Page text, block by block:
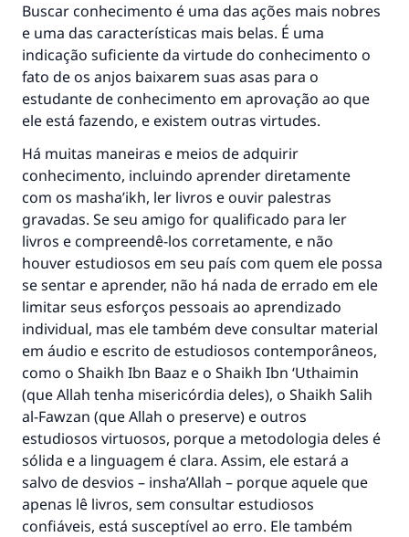
Buscar conhecimento é uma das ações mais nobres
e uma das características mais belas. É uma
indicação suficiente da virtude do conhecimento o
fato de os anjos baixarem suas asas para o
estudante de conhecimento em aprovação ao que
ele está fazendo, e existem outras virtudes.
Há muitas maneiras e meios de adquirir
conhecimento, incluindo aprender diretamente
com os masha’ikh, ler livros e ouvir palestras
gravadas. Se seu amigo for qualificado para ler
livros e compreendê-los corretamente, e não
houver estudiosos em seu país com quem ele possa
se sentar e aprender, não há nada de errado em ele
limitar seus esforços pessoais ao aprendizado
individual, mas ele também deve consultar material
em áudio e escrito de estudiosos contemporâneos,
como o Shaikh Ibn Baaz e o Shaikh Ibn ‘Uthaimin
(que Allah tenha misericórdia deles), o Shaikh Salih
al-Fawzan (que Allah o preserve) e outros
estudiosos virtuosos, porque a metodologia deles é
sólida e a linguagem é clara. Assim, ele estará a
salvo de desvios – insha’Allah – porque aquele que
apenas lê livros, sem consultar estudiosos
confiáveis, está susceptível ao erro. Ele também